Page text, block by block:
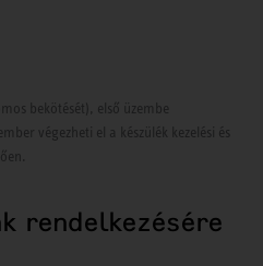
bekötését), első üzembe
végezheti el a készülék kezelési és
rendelkezésére